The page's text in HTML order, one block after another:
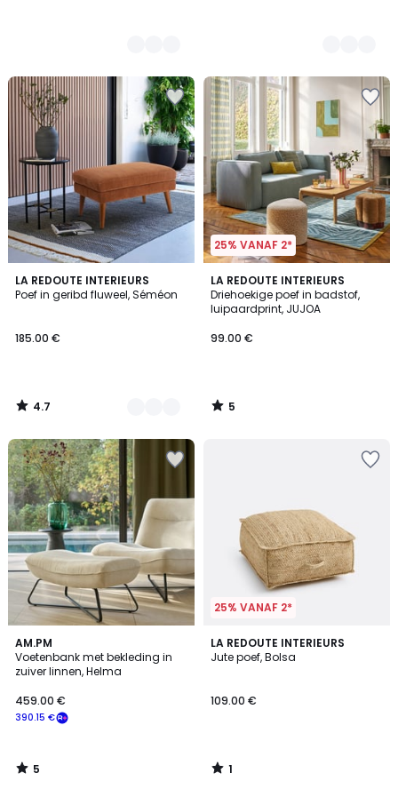
LA REDOUTE INTERIEURS
Poef in geribd fluweel, Séméon
185.00 €
4.7
/ 5
3
Kleuren
4.7
/
25% VANAF 2*
LA REDOUTE INTERIEURS
Driehoekige poef in badstof,
luipaardprint, JUJOA
99.00 €
5
/
5
5
/
AM.PM
Voetenbank met bekleding in
zuiver linnen, Helma
390.15 €
459.00 €
5
/
5
5
/
25% VANAF 2*
LA REDOUTE INTERIEURS
Jute poef, Bolsa
109.00 €
1
/
1
/